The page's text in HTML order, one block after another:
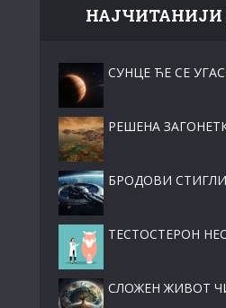
НАЈЧИТАНИЈИ
СУНЦЕ ЋЕ СЕ
РЕШЕНА
БРОДОВИ
ТЕСТОСТЕРОН
СЛОЖЕН ЖИВОТ